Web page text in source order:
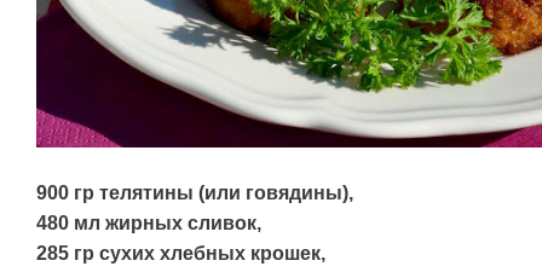
900 гр телятины (или говядины),
480 мл жирных сливок,
285 гр сухих хлебных крошек,